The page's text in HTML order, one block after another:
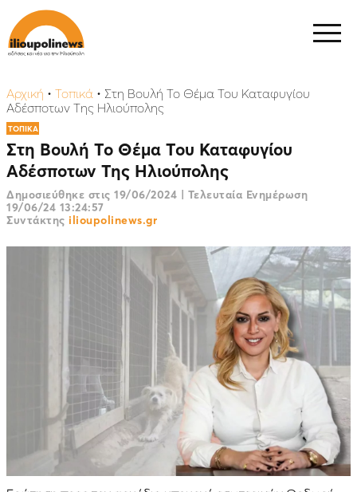
Αρχική • Τοπικά • Στη Βουλή Το Θέμα Του Καταφυγίου
Αδέσποτων Της Ηλιούπολης
ΤΟΠΙΚΑ
Στη Βουλή Το Θέμα Του Καταφυγίου
Αδέσποτων Της Ηλιούπολης
Δημοσιεύθηκε στις 19/06/2024 | Τελευταία Ενημέρωση
19/06/24 13:24:57
Συντάκτης ilioupolinews.gr